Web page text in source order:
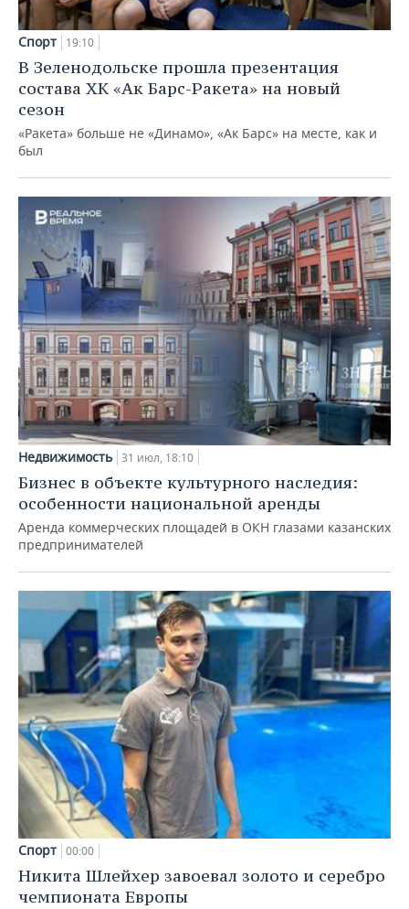
Спорт 19:10
В Зеленодольске прошла презентация
состава ХК «Ак Барс-Ракета» на новый
сезон
«Ракета» больше не «Динамо», «Ак Барс» на месте, как и
был
Недвижимость 31 июл, 18:10
Бизнес в объекте культурного наследия:
особенности национальной аренды
Аренда коммерческих площадей в ОКН глазами казанских
предпринимателей
Спорт 00:00
Никита Шлейхер завоевал золото и серебро
чемпионата Европы